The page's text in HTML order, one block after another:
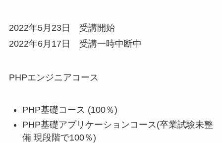
2022年5月23日 受講開始
2022年6月17日 受講一時中断中
PHPエンジニアコース
PHP基礎コース (100％)
PHP基礎アプリケーションコース(卒業試験未整
備 現段階で100％)